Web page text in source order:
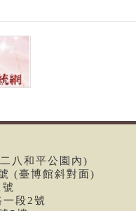
八和平公園內)
(臺博館斜對面)
段2號